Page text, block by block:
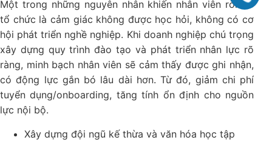
Một trong những nguyên nhân khiến nhân viên rời bỏ
tổ chức là cảm giác không được học hỏi, không có cơ
hội phát triển nghề nghiệp. Khi doanh nghiệp chú trọng
xây dựng quy trình đào tạo và phát triển nhân lực rõ
ràng, minh bạch nhân viên sẽ cảm thấy được ghi nhận,
có động lực gắn bó lâu dài hơn. Từ đó, giảm chi phí
tuyển dụng/onboarding, tăng tính ổn định cho nguồn
lực nội bộ.
Xây dựng đội ngũ kế thừa và văn hóa học tập